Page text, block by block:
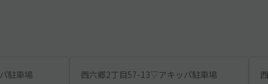
駐車場
西六郷2丁目57-13▽アキッパ駐車場